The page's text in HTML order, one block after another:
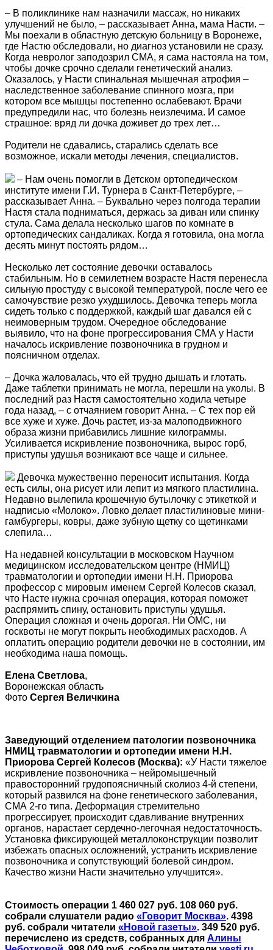
– В поликлинике нам назначили массаж, но никаких
улучшений не было, – рассказывает Анна, мама Насти. –
Мы поехали в областную детскую больницу в Воронеже,
где Настю обследовали, но диагноз установили не сразу.
Когда невролог заподозрил СМА, я сама настояла на том,
чтобы дочке срочно сделали генетический анализ.
Оказалось, у Насти спинальная мышечная атрофия –
наследственное заболевание спинного мозга, при
котором все мышцы постепенно ослабевают. Врачи
предупредили нас, что болезнь неизлечима. И самое
страшное: вряд ли дочка доживет до трех лет…
Родители не сдавались, старались сделать все
возможное, искали методы лечения, специалистов.
– Нам очень помогли в Детском ортопедическом
институте имени Г.И. Турнера в Санкт-Петербурге, –
рассказывает Анна. – Буквально через полгода терапии
Настя стала подниматься, держась за диван или спинку
стула. Сама делала несколько шагов по комнате в
ортопедических сандаликах. Когда я готовила, она могла
десять минут постоять рядом…
Несколько лет состояние девочки оставалось
стабильным. Но в семилетнем возрасте Настя перенесла
сильную простуду с высокой температурой, после чего ее
самочувствие резко ухудшилось. Девочка теперь могла
сидеть только с поддержкой, каждый шаг давался ей с
неимоверным трудом. Очередное обследование
выявило, что на фоне прогрессирования СМА у Насти
началось искривление позвоночника в грудном и
поясничном отделах.
– Дочка жаловалась, что ей трудно дышать и глотать.
Даже таблетки принимать не могла, перешли на уколы. В
последний раз Настя самостоятельно ходила четыре
года назад, – с отчаянием говорит Анна. – С тех пор ей
все хуже и хуже. Дочь растет, из-за малоподвижного
образа жизни прибавились лишние килограммы.
Усиливается искривление позвоночника, вырос горб,
приступы удушья возникают все чаще и сильнее.
Девочка мужественно переносит испытания. Когда
есть силы, она рисует или лепит из мягкого пластилина.
Недавно вылепила крошечную бутылочку с этикеткой и
надписью «Молоко». Ловко делает пластилиновые мини-
гамбургеры, ковры, даже зубную щетку со щетинками
слепила…
На недавней консультации в московском Научном
медицинском исследовательском центре (НМИЦ)
травматологии и ортопедии имени Н.Н. Приорова
профессор с мировым именем Сергей Колесов сказал,
что Насте нужна срочная операция, которая поможет
распрямить спину, остановить приступы удушья.
Операция сложная и очень дорогая. Ни ОМС, ни
госквоты не могут покрыть необходимых расходов. А
оплатить операцию родители девочки не в состоянии, им
необходима наша помощь.
Елена Светлова,
Воронежская область
Фото Сергея Величкина
Заведующий отделением патологии позвоночника
НМИЦ травматологии и ортопедии имени Н.Н.
Приорова Сергей Колесов (Москва): «У Насти тяжелое
искривление позвоночника – нейромышечный
правосторонний грудопоясничный сколиоз 4-й степени,
который развился на фоне генетического заболевания,
СМА 2-го типа. Деформация стремительно
прогрессирует, происходит сдавливание внутренних
органов, нарастает сердечно-легочная недостаточность.
Установка фиксирующей металлоконструкции позволит
избежать опасных осложнений, устранить искривление
позвоночника и сопутствующий болевой синдром.
Качество жизни Насти значительно улучшится».
Стоимость операции 1 460 027 руб. 108 060 руб.
собрали слушатели радио «Говорит Москва». 4398
руб. собрали читатели «Новой газеты». 349 520 руб.
перечислено из средств, собранных для Алины